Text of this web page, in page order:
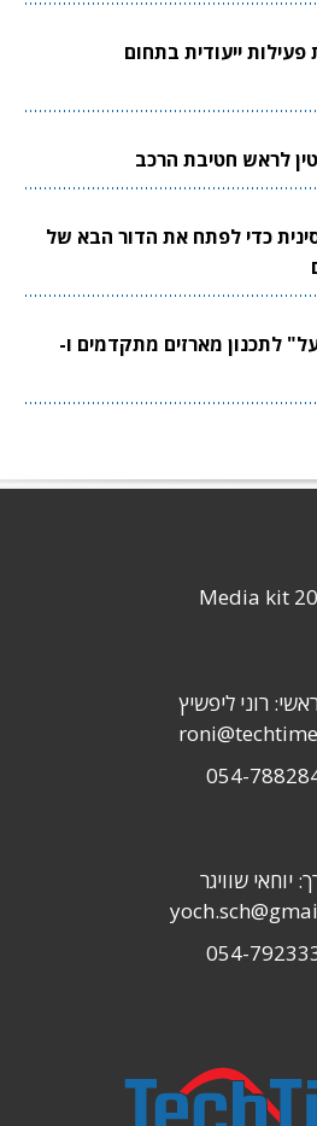
ייעודית בתחום
לראש חטיבת הרכב
כדי לפתח את הדור הבא של
לתכנון מארזים מתקדמים ו-
Media kit
רוני ליפשיץ
054-
יוחאי שוויגר
054-